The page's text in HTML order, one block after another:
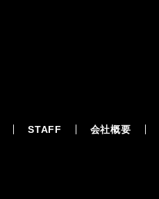
STAFF 会社概要